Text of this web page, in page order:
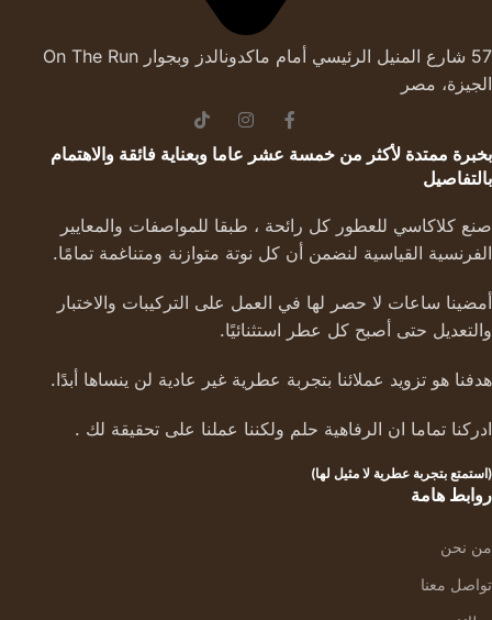
57 شارع المنيل الرئيسي أمام ماكدونالدز وبجوار On The Run
الجيزة، مصر
بخبرة ممتدة لأكثر من خمسة عشر عاما وبعناية فائقة والاهتمام
بالتفاصيل
صنع كلاكاسي للعطور كل رائحة ، طبقا للمواصفات والمعايير
الفرنسية القياسية لنضمن أن كل نوتة متوازنة ومتناغمة تمامًا.
أمضينا ساعات لا حصر لها في العمل على التركيبات والاختبار
والتعديل حتى أصبح كل عطر استثنائيًا.
هدفنا هو تزويد عملائنا بتجربة عطرية غير عادية لن ينساها أبدًا.
ادركنا تماما ان الرفاهية حلم ولكننا عملنا على تحقيقة لك .
(استمتع بتجربة عطرية لا مثيل لها)
روابط هامة
من نحن
تواصل معنا